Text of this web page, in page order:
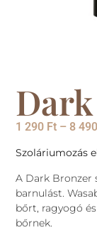
1 290 Ft – 8 490
Szoláriumozás
A Dark Bronzer
barnulást.
bőrt, ragyogó
bőrnek.